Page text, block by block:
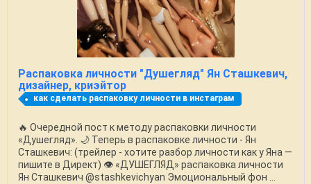
Распаковка личности "Душегляд" Ян Сташкевич,
дизайнер, криэйтор
как сделать распаковку личности в инстаграм
🔥 Очередной пост к методу распаковки личности
«Душегляд». 🌙 Теперь в распаковке личности - Ян
Сташкевич: (трейлер - хотите разбор личности как у Яна —
пишите в Директ) 👁️ «ДУШЕГЛЯД» распаковка личности
Ян Сташкевич @stashkevichyan Эмоциональный фон ...